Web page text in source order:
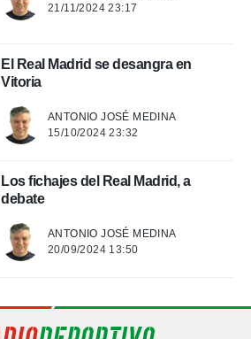
21/11/2024 23:17
El Real Madrid se desangra en
Vitoria
ANTONIO JOSÉ MEDINA
15/10/2024 23:32
Los fichajes del Real Madrid, a
debate
ANTONIO JOSÉ MEDINA
20/09/2024 13:50